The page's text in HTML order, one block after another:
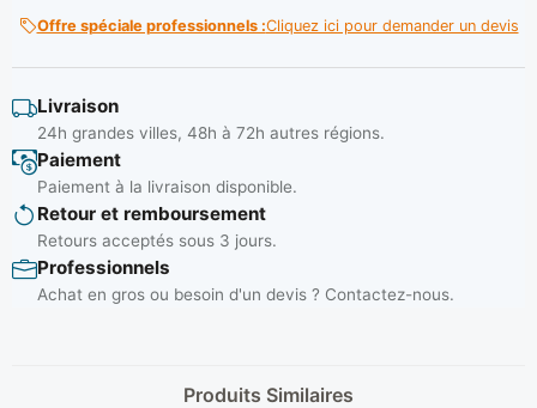
Offre spéciale professionnels :Cliquez ici pour demander un devis
Livraison
24h grandes villes, 48h à 72h autres régions.
Paiement
Paiement à la livraison disponible.
Retour et remboursement
Retours acceptés sous 3 jours.
Professionnels
Achat en gros ou besoin d'un devis ? Contactez-nous.
Produits Similaires